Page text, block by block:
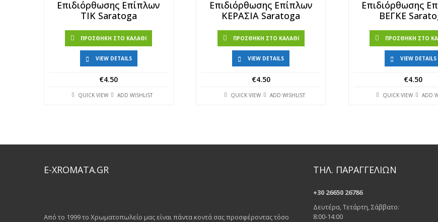
Eπιδιόρθωσης Eπίπλων
ΤΙΚ Saratoga
ΠΡΟΣΘΉΚΗ ΣΤΟ ΚΑΛΆΘΙ
VIEW DETAILS
€4.50
QUICK VIEW ADD WISHLIST
Eπιδιόρθωσης Eπίπλων
ΚΕΡΑΣΙΑ Saratoga
ΠΡΟΣΘΉΚΗ ΣΤΟ ΚΑΛΆΘΙ
VIEW DETAILS
€4.50
QUICK VIEW ADD WISHLIST
Eπιδιόρθωσης
ΒΕΓΚΕ
ΠΡΟΣΘΉΚΗ ΣΤΟ
VIEW DETAILS
€4.50
QUICK VIEW ADD
E-XROMATA.GR
Από το 1999 το Χρωματοπωλείο μας είναι πάντα κοντά σας προσφέροντας τόσο
ΤΗΛ. ΠΑΡΑΓΓΕΛΙΩΝ
+30 26650 26786
Δευτέρα, Τετάρτη, Σάββατο:
8:00-14:00